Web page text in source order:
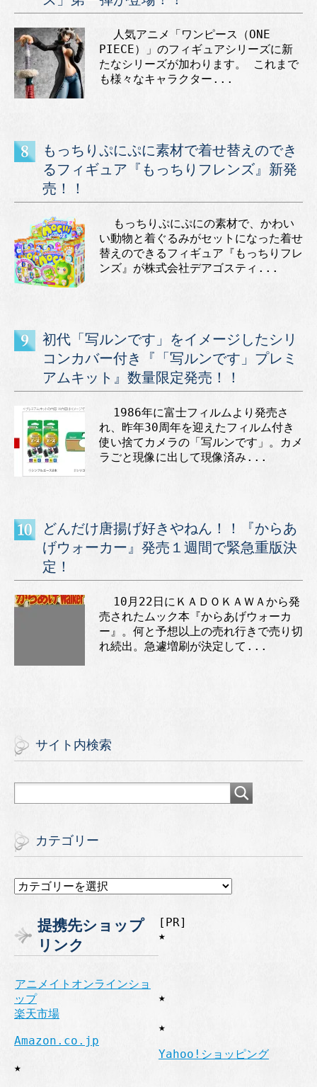
人気アニメ「ワンピース（ONE
PIECE）」のフィギュアシリーズに新
たなシリーズが加わります。 これまで
も様々なキャラクター...
もっちりぷにぷに素材で着せ替えのでき
るフィギュア『もっちりフレンズ』新発
売！！
もっちりぷにぷにの素材で、かわい
い動物と着ぐるみがセットになった着せ
替えのできるフィギュア『もっちりフレ
ンズ』が株式会社デアゴスティ...
初代「写ルンです」をイメージしたシリ
コンカバー付き『「写ルンです」プレミ
アムキット』数量限定発売！！
1986年に富士フィルムより発売さ
れ、昨年30周年を迎えたフィルム付き
使い捨てカメラの「写ルンです」。カメ
ラごと現像に出して現像済み...
どんだけ唐揚げ好きやねん！！『からあ
げウォーカー』発売１週間で緊急重版決
定！
10月22日にＫＡＤＯＫＡＷＡから発
売されたムック本『からあげウォーカ
ー』。何と予想以上の売れ行きで売り切
れ続出。急遽増刷が決定して...
サイト内検索
カテゴリー
カ
リ
ー
提携先ショップ
リンク
[PR]
★
アニメイトオンラインショ
ップ
★
楽天市場
★
Amazon.co.jp
★
Yahoo!ショッピング